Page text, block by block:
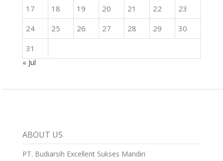
17
18 19 20 21 22
23
24
25 26 27 28 29
30
31
« Jul
ABOUT US
PT. Budiarsih Excellent Sukses Mandiri